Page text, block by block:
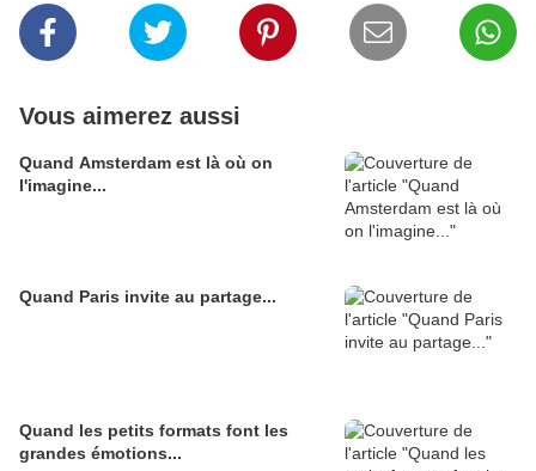
Vous aimerez aussi
Quand Amsterdam est là où on
l'imagine...
Quand Paris invite au partage...
Quand les petits formats font les
grandes émotions...